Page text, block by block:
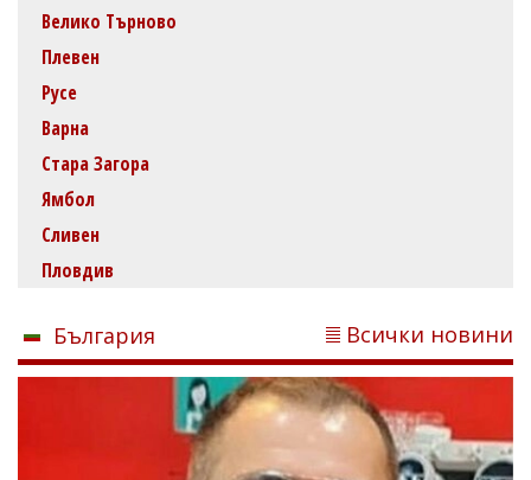
Велико Търново
Плевен
Русе
Варна
Стара Загора
Ямбол
Сливен
Пловдив
България Всички новини